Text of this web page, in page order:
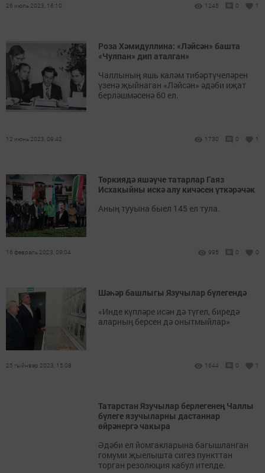
26 июль 2023, 16:10 1245 0 1
Роза Хәмидуллина: «Ләйсән» башта
«Чулпан» дип аталган»
Чаллының яшь каләм тибәртүчеләрен
үзенә җыйнаган «Ләйсән» әдәби иҗат
берләшмәсенә 60 ел.
12 июнь 2023, 09:42 1730 0 1
Төркиядә яшәүче татарлар Гаяз
Исхакыйны искә алу кичәсен үткәрәчәк
Аның тууына быел 145 ел тула.
16 февраль 2023, 09:04 995 0 0
Шәһәр башлыгы Язучылар бүлегендә
«Инде күпләре исән дә түгел, биредә
аларның берсен дә онытмыйлар»
25 гыйнвар 2023, 15:08 1644 0 1
Татарстан Язучылар берлегенең Чаллы
бүлеге язучыларны дастаннар
өйрәнергә чакыра
Әдәби ел йомгакларына багышланган
гомуми җыелышта сигез пункттан
торган резолюция кабул ителде.